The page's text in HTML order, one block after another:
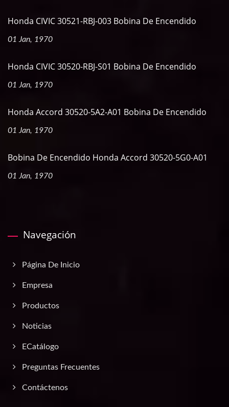
Honda CIVIC 30521-RBJ-003 Bobina De Encendido
01 Jan, 1970
Honda CIVIC 30520-RBJ-S01 Bobina De Encendido
01 Jan, 1970
Honda Accord 30520-5A2-A01 Bobina De Encendido
01 Jan, 1970
Bobina De Encendido Honda Accord 30520-5G0-A01
01 Jan, 1970
Navegación
Página De Inicio
Empresa
Productos
Noticias
ECatálogo
Preguntas Frecuentes
Contáctenos